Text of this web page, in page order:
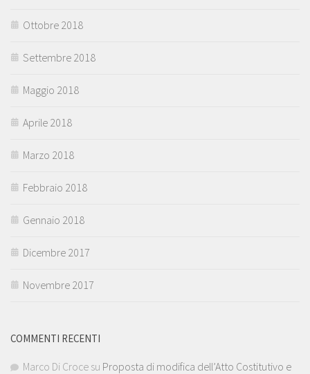
Ottobre 2018
Settembre 2018
Maggio 2018
Aprile 2018
Marzo 2018
Febbraio 2018
Gennaio 2018
Dicembre 2017
Novembre 2017
COMMENTI RECENTI
Marco Di Croce su Proposta di modifica dell’Atto Costitutivo e